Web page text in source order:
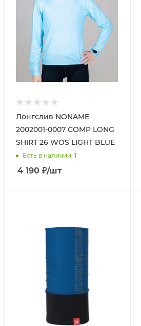
Лонгслив NONAME
2002001-0007 COMP LONG
SHIRT 26 WOS LIGHT BLUE
Есть в наличии: 1
4 190 ₽/шт